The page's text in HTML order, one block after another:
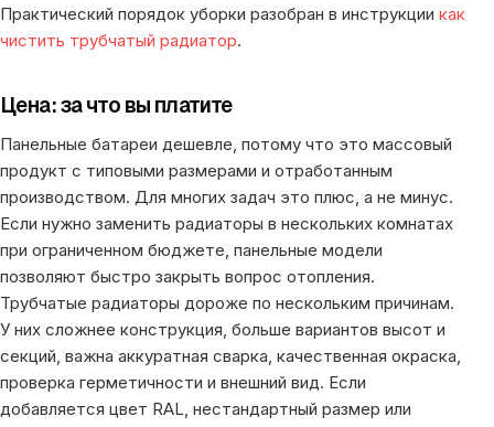
Практический порядок уборки разобран в инструкции как
чистить трубчатый радиатор.
Цена: за что вы платите
Панельные батареи дешевле, потому что это массовый
продукт с типовыми размерами и отработанным
производством. Для многих задач это плюс, а не минус.
Если нужно заменить радиаторы в нескольких комнатах
при ограниченном бюджете, панельные модели
позволяют быстро закрыть вопрос отопления.
Трубчатые радиаторы дороже по нескольким причинам.
У них сложнее конструкция, больше вариантов высот и
секций, важна аккуратная сварка, качественная окраска,
проверка герметичности и внешний вид. Если
добавляется цвет RAL, нестандартный размер или